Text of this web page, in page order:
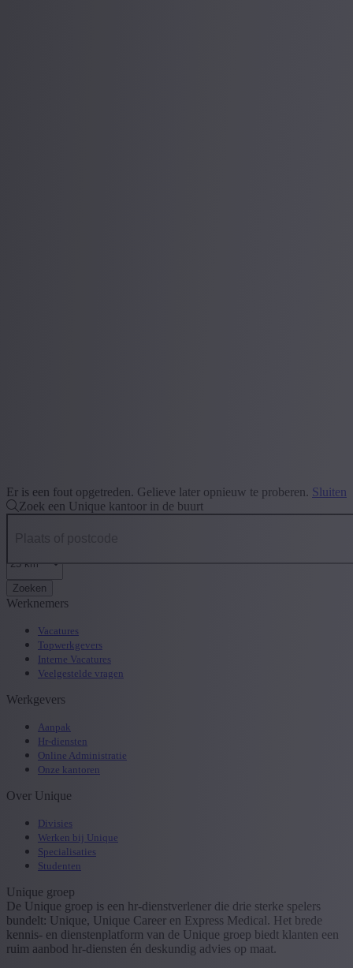
Er is een fout opgetreden. Gelieve later opnieuw te proberen. Sluiten
Zoek een Unique kantoor in de buurt
Zoeken
Werknemers
Vacatures
Topwerkgevers
Interne Vacatures
Veelgestelde vragen
Werkgevers
Aanpak
Hr-diensten
Online Administratie
Onze kantoren
Over Unique
Divisies
Werken bij Unique
Specialisaties
Studenten
Unique groep
De Unique groep is een hr-dienstverlener die drie sterke spelers
bundelt: Unique, Unique Career en Express Medical. Het brede
kennis- en dienstenplatform van de Unique groep biedt klanten een
ruim aanbod hr-diensten én deskundig advies op maat.